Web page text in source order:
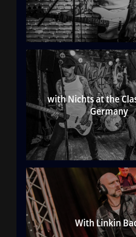
with Nichts at the
Germany
With Linkin